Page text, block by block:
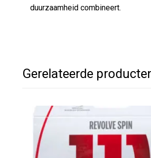
duurzaamheid combineert.
Gerelateerde